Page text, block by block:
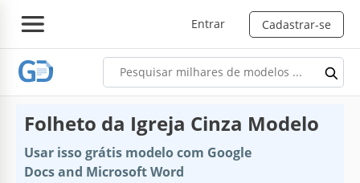
Entrar Cadastrar-se
Folheto da Igreja Cinza Modelo
Usar isso grátis modelo com Google
Docs and Microsoft Word